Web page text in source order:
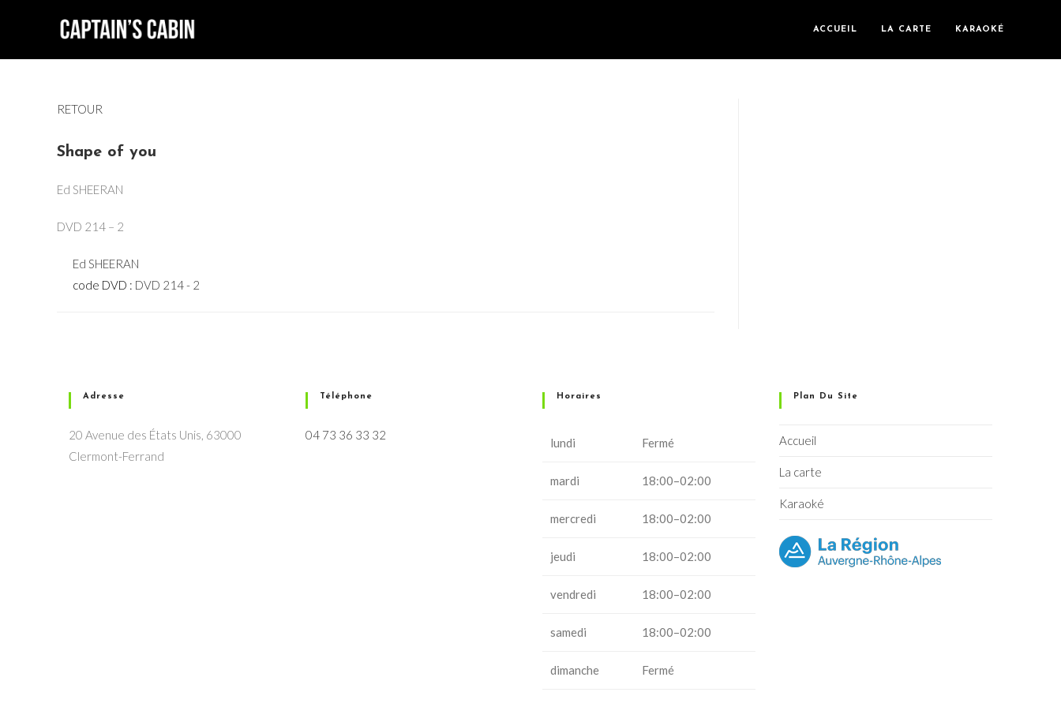
ACCUEIL LA CARTE KARAOKÉ
RETOUR
Shape of you
Ed SHEERAN
DVD 214 – 2
Ed SHEERAN
code DVD : DVD 214 - 2
Adresse
20 Avenue des États Unis, 63000
Clermont-Ferrand
Téléphone
04 73 36 33 32
Horaires
lundi Fermé
mardi 18:00–02:00
mercredi 18:00–02:00
jeudi 18:00–02:00
vendredi 18:00–02:00
samedi 18:00–02:00
dimanche Fermé
Plan Du Site
Accueil
La carte
Karaoké